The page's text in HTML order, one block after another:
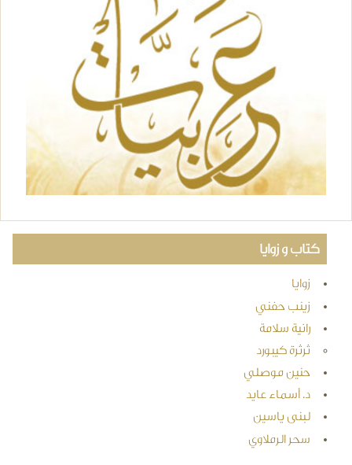
كتاب و زوايا
زوايا
زينب حفني
رانية سلامة
ثرثرة كيبورد
حنين موصلي
د. أسماء عايد
لبنى ياسين
سحر الرملاوي